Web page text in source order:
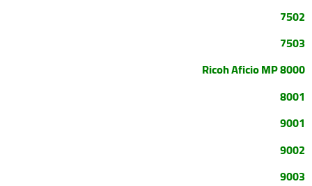
7502
7503
Ricoh Aficio MP 8000
8001
9001
9002
9003